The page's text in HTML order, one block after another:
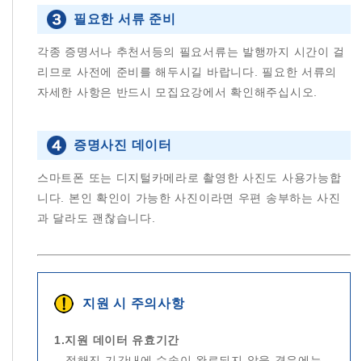
필요한 서류 준비
각종 증명서나 추천서등의 필요서류는 발행까지 시간이 걸
리므로 사전에 준비를 해두시길 바랍니다. 필요한 서류의
자세한 사항은 반드시 모집요강에서 확인해주십시오.
증명사진 데이터
스마트폰 또는 디지털카메라로 촬영한 사진도 사용가능합
니다. 본인 확인이 가능한 사진이라면 우편 송부하는 사진
과 달라도 괜찮습니다.
지원 시 주의사항
1.지원 데이터 유효기간